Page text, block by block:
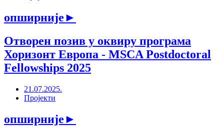
опширније►
Отворен позив у оквиру програма
Хоризонт Европа - MSCA Postdoctoral
Fellowships 2025
21.07.2025.
Пројекти
опширније►